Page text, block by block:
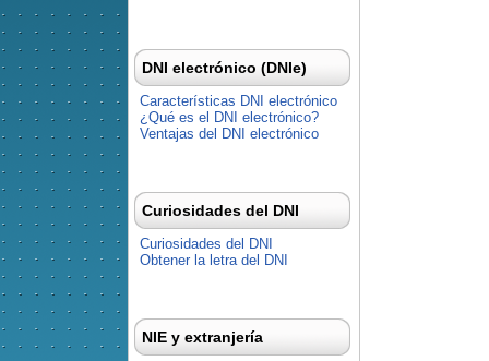
DNI electrónico (DNIe)
Características DNI electrónico
¿Qué es el DNI electrónico?
Ventajas del DNI electrónico
Curiosidades del DNI
Curiosidades del DNI
Obtener la letra del DNI
NIE y extranjería